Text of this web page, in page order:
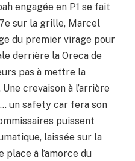
engagée en P1 se fait
sur la grille, Marcel
du premier virage pour
derrière la Oreca de
pas à mettre la
crevaison à l’arrière
un safety car fera son
puissent
laissée sur la
à l’amorce du